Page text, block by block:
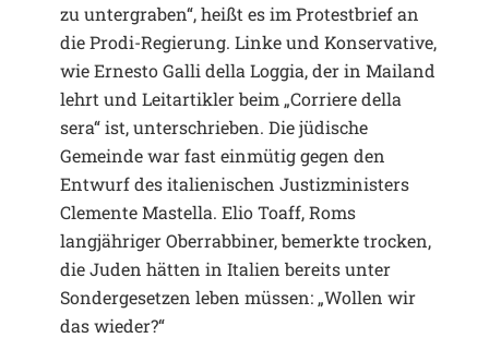
zu untergraben“, heißt es im Protestbrief an
die Prodi-Regierung. Linke und Konservative,
wie Ernesto Galli della Loggia, der in Mailand
lehrt und Leitartikler beim „Corriere della
sera“ ist, unterschrieben. Die jüdische
Gemeinde war fast einmütig gegen den
Entwurf des italienischen Justizministers
Clemente Mastella. Elio Toaff, Roms
langjähriger Oberrabbiner, bemerkte trocken,
die Juden hätten in Italien bereits unter
Sondergesetzen leben müssen: „Wollen wir
das wieder?“